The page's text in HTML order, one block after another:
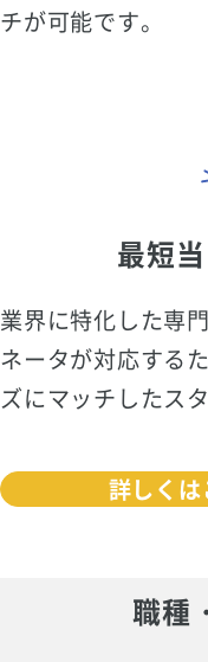
チが可能です。
最短
業界に特化した専
ネータが対応する
ズにマッチしたス
詳しくは
職種